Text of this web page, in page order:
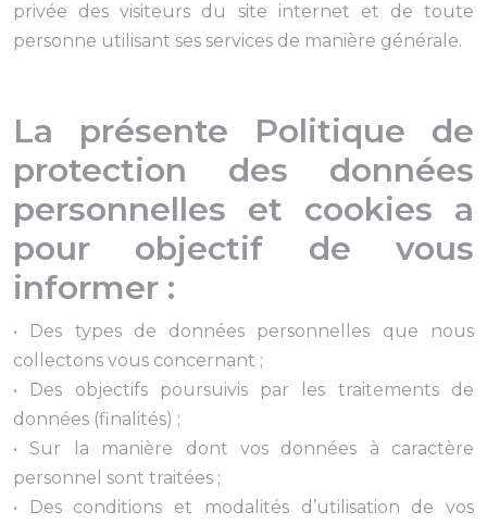
privée des visiteurs du site internet et de toute
personne utilisant ses services de manière générale.
La présente Politique de
protection des données
personnelles et cookies a
pour objectif de vous
informer :
• Des types de données personnelles que nous
collectons vous concernant ;
• Des objectifs poursuivis par les traitements de
données (finalités) ;
• Sur la manière dont vos données à caractère
personnel sont traitées ;
• Des conditions et modalités d’utilisation de vos